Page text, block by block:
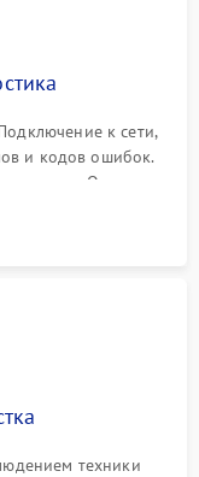
к сети,
и кодов ошибок.
Оценка
питания без
техники